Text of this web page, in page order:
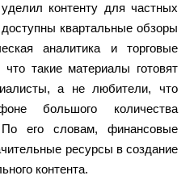
контенту для частных
квартальные обзоры
аналитика и торговые
такие материалы готовят
а не любители, что
большого количества
По его словам, финансовые
ресурсы в создание
контента.